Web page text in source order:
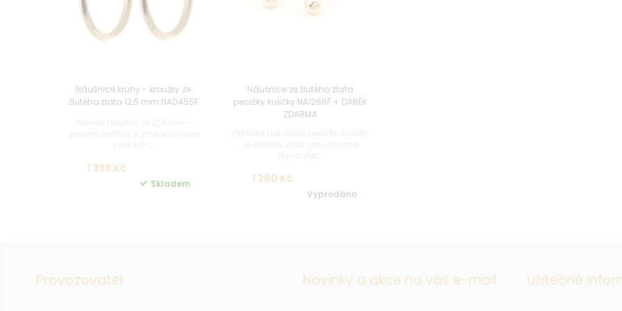
Náušnice kruhy - kroužky ze
žlutého zlata 12,5 mm NA0455F
1 399 Kč
Skladem
Náušnice ze žlutého zlata
pecičky kuličky NA1266F + DÁREK
ZDARMA
1 280 Kč
Vyprodáno
Provozovatel Novinky a akce na váš e-mail Užitečné